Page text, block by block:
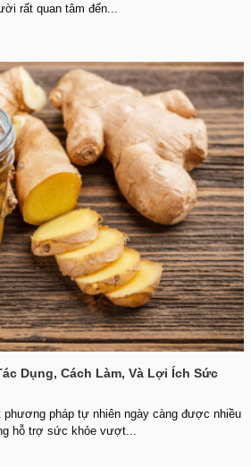
rất quan tâm đến...
Dụng, Cách Làm, Và Lợi Ích Sức
phương pháp tự nhiên ngày càng được nhiều
hỗ trợ sức khỏe vượt...